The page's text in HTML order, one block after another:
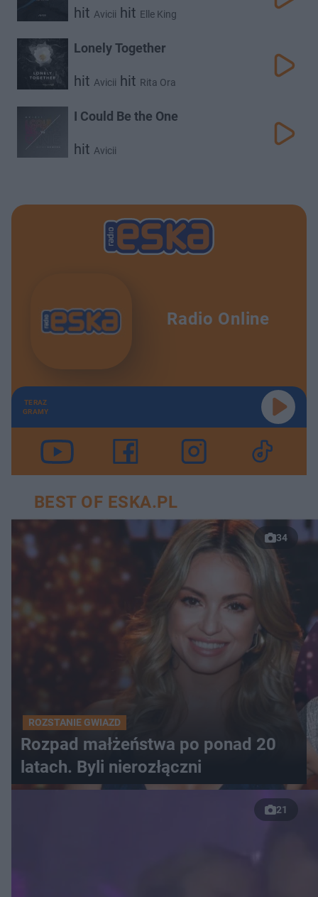
hit Avicii hit Elle King
Lonely Together
hit Avicii hit Rita Ora
I Could Be the One
hit Avicii
Radio Online
TERAZ
GRAMY
BEST OF ESKA.PL
34
ROZSTANIE GWIAZD
Rozpad małżeństwa po ponad 20
latach. Byli nierozłączni
21